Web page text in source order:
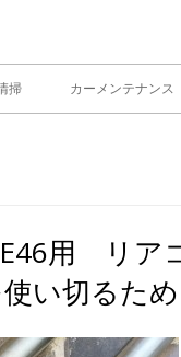
掃 カーメンテナンス
用 リア
い切るため